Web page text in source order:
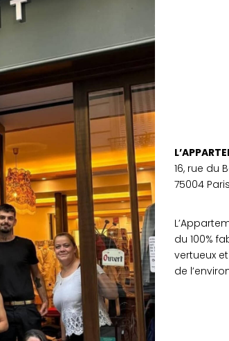
16, rue du
75004 Paris
du 100%
vertueux
de